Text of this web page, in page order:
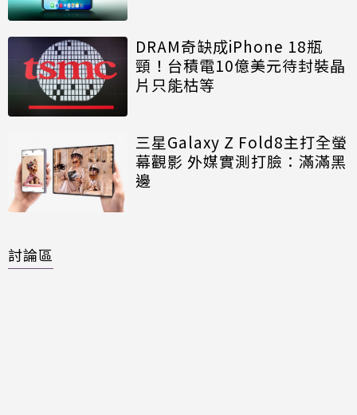
DRAM奇缺成iPhone 18瓶
頸！台積電10億美元待封裝晶
片只能枯等
三星Galaxy Z Fold8主打全螢
幕觀影 外媒實測打臉：滿滿黑
邊
討論區